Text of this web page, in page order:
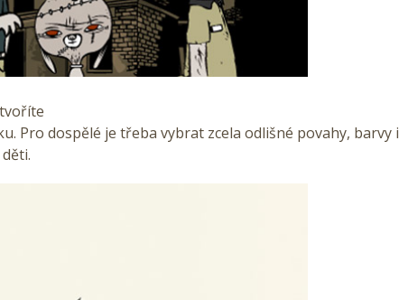
Pro dospělé je třeba vybrat zcela odlišné povahy, barvy i